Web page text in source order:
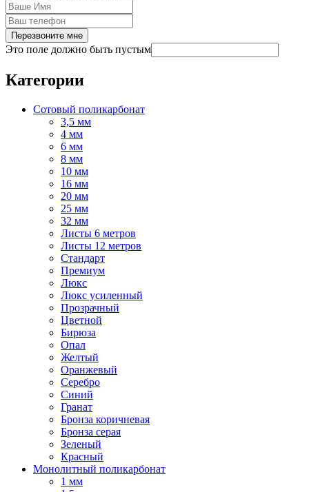
Перезвоните мне
Это поле должно быть пустым
Категории
Сотовый поликарбонат
3,5 мм
4 мм
6 мм
8 мм
10 мм
16 мм
20 мм
25 мм
32 мм
Листы 6 метров
Листы 12 метров
Стандарт
Премиум
Люкс
Люкс усиленный
Прозрачный
Цветной
Бирюза
Опал
Желтый
Оранжевый
Серебро
Синий
Гранат
Бронза коричневая
Бронза серая
Зеленый
Красный
Монолитный поликарбонат
1 мм